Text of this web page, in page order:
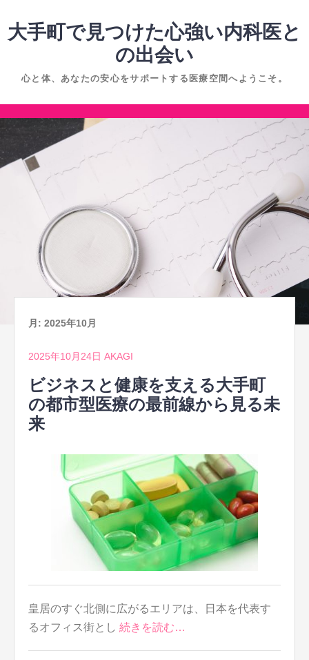
ン
へ
ス
ッ
大手町で見つけた心強い内科医と
の出会い
心と体、あなたの安心をサポートする医療空間へようこそ。
コ
テ
月: 2025年10月
2025年10月24日 AKAGI
ビジネスと健康を支える大手町
の都市型医療の最前線から見る未
来
皇居のすぐ北側に広がるエリアは、日本を代表す
るオフィス街とし 続きを読む…